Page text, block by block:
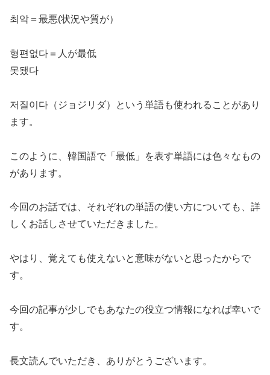
최악＝最悪(状況や質が）
형편없다＝人が最低
못됐다
저질이다（ジョジリダ）という単語も使われることがあり
ます。
このように、韓国語で「最低」を表す単語には色々なもの
があります。
今回のお話では、それぞれの単語の使い方についても、詳
しくお話しさせていただきました。
やはり、覚えても使えないと意味がないと思ったからで
す。
今回の記事が少しでもあなたの役立つ情報になれば幸いで
す。
長文読んでいただき、ありがとうございます。